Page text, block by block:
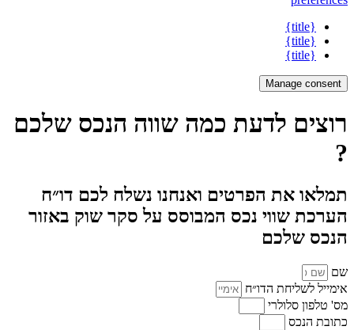
{title}
{title}
{title}
Manage consent
רוצים לדעת כמה שווה הנכס שלכם
?
תמלאו את הפרטים ואנחנו נשלח לכם דו״ח
הערכת שווי נכס המבוסס על סקר שוק באזור
הנכס שלכם
שם
אימייל לשליחת הדו״ח
מס' טלפון סלולרי
כתובת הנכס